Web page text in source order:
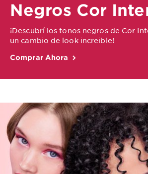
Negros Cor
¡Descubrí los tonos negros de Cor
un cambio de look increible!
Comprar Ahora